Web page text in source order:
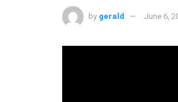
by gerald June 6,